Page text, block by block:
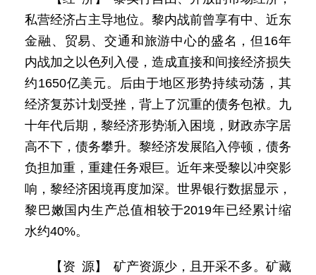
私营经济占主导地位。黎内战前曾享有中、近东
金融、贸易、交通和旅游中心的盛名，但16年
内战加之以色列入侵，造成直接和间接经济损失
约1650亿美元。后由于地区形势持续动荡，其
经济复苏计划受挫，背上了沉重的债务包袱。九
十年代后期，黎经济形势渐入困境，财政赤字居
高不下，债务攀升。黎经济发展陷入停顿，债务
负担加重，重建任务艰巨。近年来受黎以冲突影
响，黎经济困境再度加深。世界银行数据显示，
黎巴嫩国内生产总值相较于2019年已经累计缩
水约40%。
【资 源】 矿产资源少，且开采不多。矿藏